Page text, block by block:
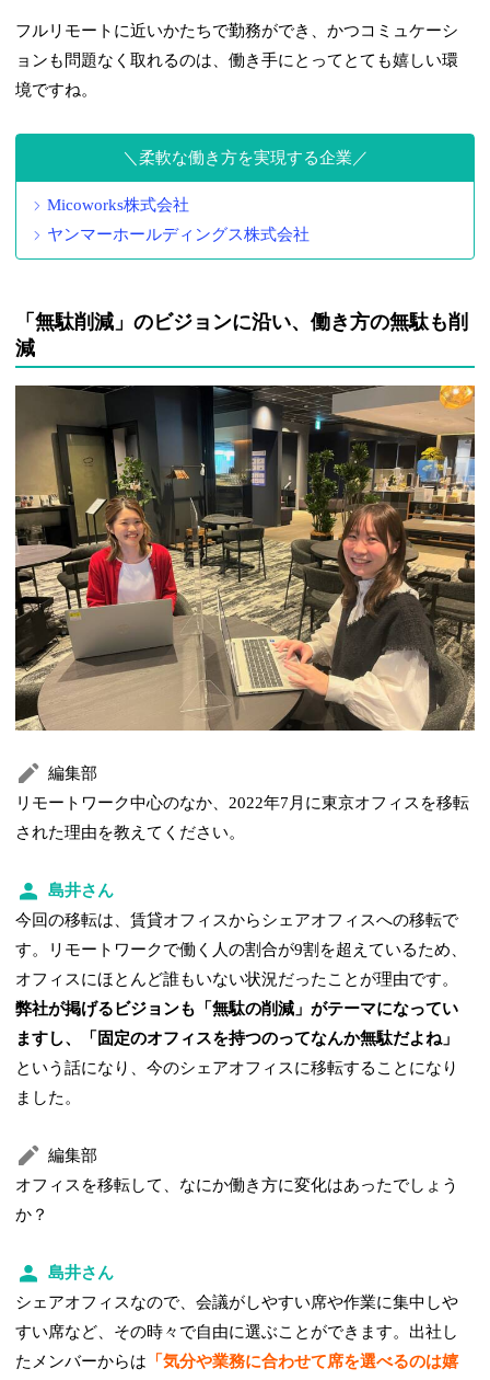
フルリモートに近いかたちで勤務ができ、かつコミュケーシ
ョンも問題なく取れるのは、働き手にとってとても嬉しい環
境ですね。
柔軟な働き方を実現する企業
Micoworks株式会社
ヤンマーホールディングス株式会社
「無駄削減」のビジョンに沿い、働き方の無駄も削
減
編集部
リモートワーク中心のなか、2022年7月に東京オフィスを移転
された理由を教えてください。
島井さん
今回の移転は、賃貸オフィスからシェアオフィスへの移転で
す。リモートワークで働く人の割合が9割を超えているため、
オフィスにほとんど誰もいない状況だったことが理由です。
弊社が掲げるビジョンも「無駄の削減」がテーマになってい
ますし、「固定のオフィスを持つのってなんか無駄だよね」
という話になり、今のシェアオフィスに移転することになり
ました。
編集部
オフィスを移転して、なにか働き方に変化はあったでしょう
か？
島井さん
シェアオフィスなので、会議がしやすい席や作業に集中しや
すい席など、その時々で自由に選ぶことができます。出社し
たメンバーからは 「気分や業務に合わせて席を選べるのは嬉